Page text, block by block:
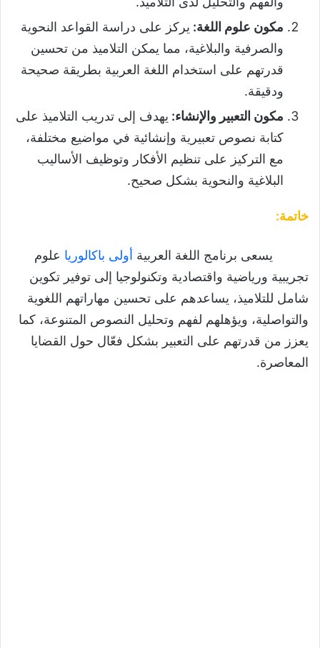
مكون علوم اللغة: يركز على دراسة القواعد النحوية
والصرفية والبلاغية، مما يمكن التلاميذ من تحسين
قدرتهم على استخدام اللغة العربية بطريقة صحيحة
ودقيقة.
مكون التعبير والإنشاء: يهدف إلى تدريب التلاميذ على
كتابة نصوص تعبيرية وإنشائية في مواضيع مختلفة،
مع التركيز على تنظيم الأفكار وتوظيف الأساليب
البلاغية والنحوية بشكل صحيح.
خاتمة:
يسعى برنامج اللغة العربية أولى باكالوريا علوم
تجريبية ورياضية واقتصادية وتكنولوجيا إلى توفير تكوين
شامل للتلاميذ، يساعدهم على تحسين مهاراتهم اللغوية
والتواصلية، ويؤهلهم لفهم وتحليل النصوص المتنوعة، كما
يعزز من قدرتهم على التعبير بشكل فعّال حول القضايا
المعاصرة.